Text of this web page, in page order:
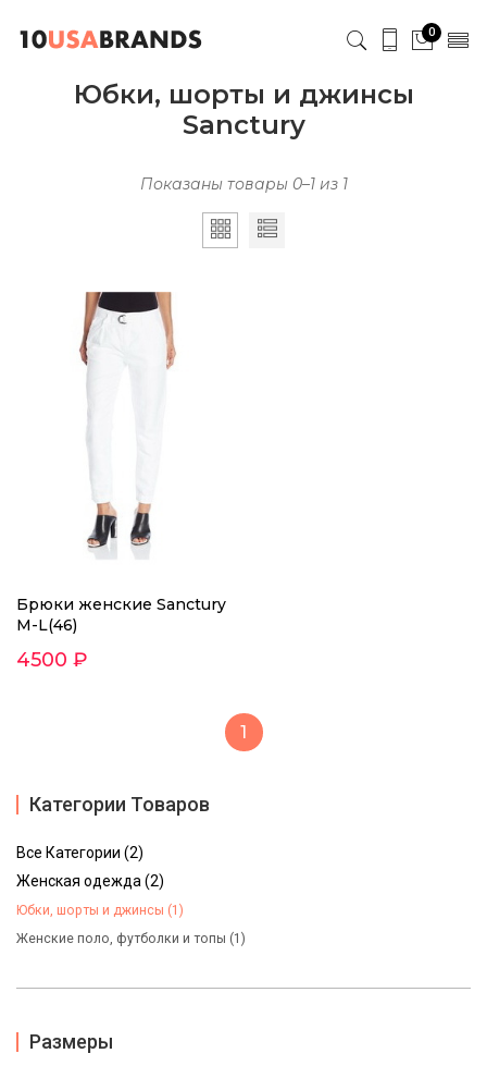
0
Юбки, шорты и джинсы
Sanctury
Показаны товары 0–1 из 1
Брюки женские Sanctury
М-L(46)
4500 ₽
1
Категории Товаров
Все Категории (2)
Женская одежда (2)
Юбки, шорты и джинсы (1)
Женские поло, футболки и топы (1)
Размеры